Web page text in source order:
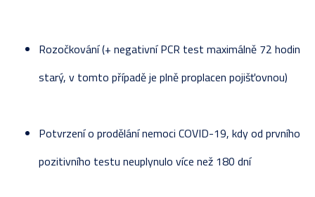
Rozočkování (+ negativní PCR test maximálně 72 hodin
starý, v tomto případě je plně proplacen pojišťovnou)
Potvrzení o prodělání nemoci COVID-19, kdy od prvního
pozitivního testu neuplynulo více než 180 dní